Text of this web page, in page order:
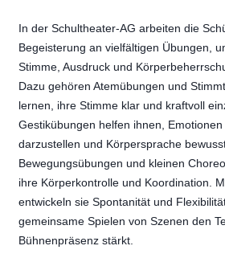
In der Schultheater-AG arbeiten die
Begeisterung an vielfältigen Übungen,
Stimme, Ausdruck und
Dazu gehören Atemübungen und
lernen, ihre Stimme klar und kraftvoll
Gestikübungen helfen ihnen,
darzustellen und Körpersprache
Bewegungsübungen und kleinen
ihre Körperkontrolle und Koordination.
entwickeln sie Spontanität und
gemeinsame Spielen von Szenen den
Bühnenpräsenz stärkt.